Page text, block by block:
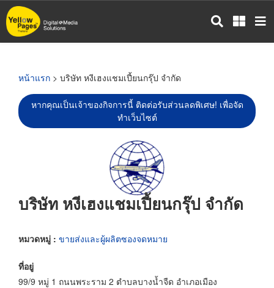
ข้าม
ไป
หน้าแรก > บริษัท หงีเฮงแชมเปี้ยนกรุ๊ป จำกัด
หากคุณเป็นเจ้าของกิจการนี้ ติดต่อรับส่วนลดพิเศษ! เพื่อจัด
ทำเว็บไซต์
บริษัท หงีเฮงแชมเปี้ยนกรุ๊ป จำกัด
หมวดหมู่ : ขายส่งและผู้ผลิตซองจดหมาย
ที่อยู่
99/9 หมู่ 1 ถนนพระราม 2 ตำบลบางน้ำจืด อำเภอเมือง